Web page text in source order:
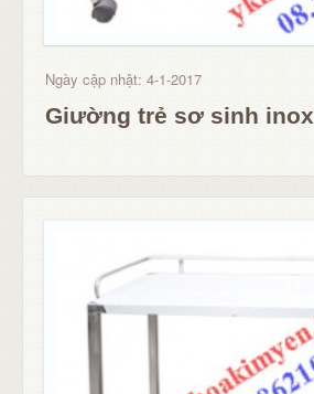
Ngày cập nhật: 4-1-2017
Giường trẻ sơ sinh inox